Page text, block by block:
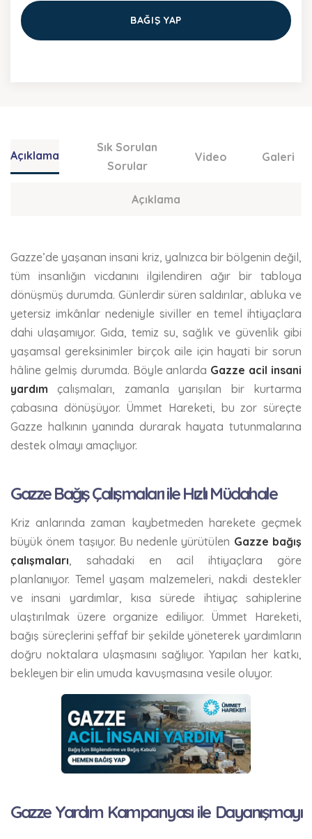
BAĞIŞ YAP
Açıklama
Sık Sorulan
Sorular
Video Galeri
Açıklama
Gazze’de yaşanan insani kriz, yalnızca bir bölgenin değil,
tüm insanlığın vicdanını ilgilendiren ağır bir tabloya
dönüşmüş durumda. Günlerdir süren saldırılar, abluka ve
yetersiz imkânlar nedeniyle siviller en temel ihtiyaçlara
dahi ulaşamıyor. Gıda, temiz su, sağlık ve güvenlik gibi
yaşamsal gereksinimler birçok aile için hayati bir sorun
hâline gelmiş durumda. Böyle anlarda Gazze acil insani
yardım çalışmaları, zamanla yarışılan bir kurtarma
çabasına dönüşüyor. Ümmet Hareketi, bu zor süreçte
Gazze halkının yanında durarak hayata tutunmalarına
destek olmayı amaçlıyor.
Gazze Bağış Çalışmaları ile Hızlı Müdahale
Kriz anlarında zaman kaybetmeden harekete geçmek
büyük önem taşıyor. Bu nedenle yürütülen Gazze bağış
çalışmaları, sahadaki en acil ihtiyaçlara göre
planlanıyor. Temel yaşam malzemeleri, nakdi destekler
ve insani yardımlar, kısa sürede ihtiyaç sahiplerine
ulaştırılmak üzere organize ediliyor. Ümmet Hareketi,
bağış süreçlerini şeffaf bir şekilde yöneterek yardımların
doğru noktalara ulaşmasını sağlıyor. Yapılan her katkı,
bekleyen bir elin umuda kavuşmasına vesile oluyor.
Gazze Yardım Kampanyası ile Dayanışmayı